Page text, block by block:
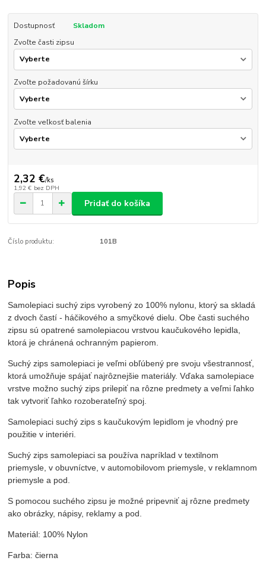
Dostupnosť
Skladom
Zvoľte časti zipsu
Zvoľte požadovanú šírku
Zvoľte veľkosť balenia
2,32 €/ks
1,92 € bez DPH
Pridať do košíka
Číslo produktu: 101B
Popis
Samolepiaci suchý zips vyrobený zo 100% nylonu, ktorý sa skladá
z dvoch častí - háčikového a smyčkové dielu. Obe časti suchého
zipsu sú opatrené samolepiacou vrstvou kaučukového lepidla,
ktorá je chránená ochranným papierom.
Suchý zips samolepiaci je veľmi obľúbený pre svoju všestrannosť,
ktorá umožňuje spájať najrôznejšie materiály. Vďaka samolepiace
vrstve možno suchý zips prilepiť na rôzne predmety a veľmi ľahko
tak vytvoriť ľahko rozoberateľný spoj.
Samolepiaci suchý zips s kaučukovým lepidlom je vhodný pre
použitie v interiéri.
Suchý zips samolepiaci sa používa napríklad v textilnom
priemysle, v obuvníctve, v automobilovom priemysle, v reklamnom
priemysle a pod.
S pomocou suchého zipsu je možné pripevniť aj rôzne predmety
ako obrázky, nápisy, reklamy a pod.
Materiál: 100% Nylon
Farba: čierna